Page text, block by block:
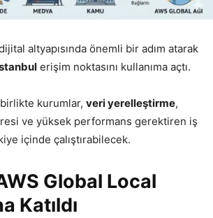
altyapısında önemli bir adım atarak
erişim noktasını kullanıma açtı.
kurumlar, veri yerelleştirme,
ve yüksek performans gerektiren iş
içinde çalıştırabilecek.
Global Local
Katıldı